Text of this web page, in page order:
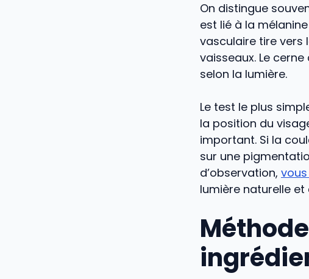
On distingue
est lié à la
vasculaire tire vers
vaisseaux. Le
selon la lumière.
Le test le plus
la position du
important. Si la
sur une
d’observation,
lumière naturelle et